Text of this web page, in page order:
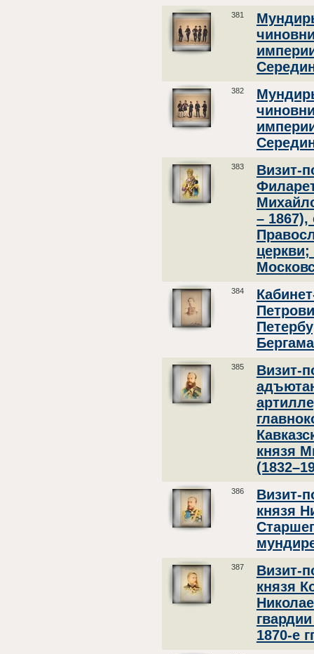
381
382
383
Визит-
– 1867),
384
385
Визит-
князя
386
Визит-
князя
387
Визит-
князя
1870-е